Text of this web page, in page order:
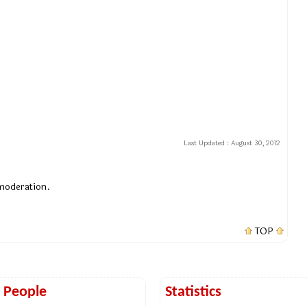
Last Updated : August 30, 2012
TOP
Statistics